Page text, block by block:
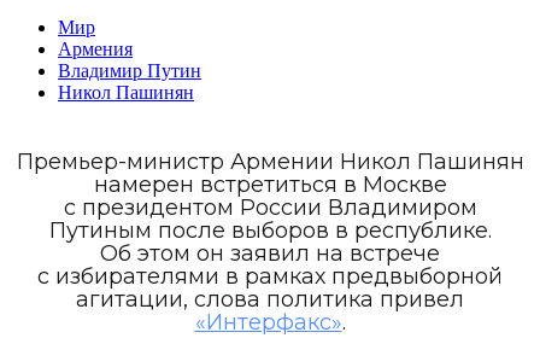
Мир
Армения
Владимир Путин
Никол Пашинян
Премьер-министр Армении Никол Пашинян
намерен встретиться в Москве
с президентом России Владимиром
Путиным после выборов в республике.
Об этом он заявил на встрече
с избирателями в рамках предвыборной
агитации, слова политика привел
«Интерфакс».